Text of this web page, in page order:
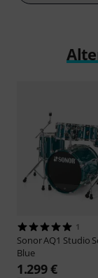
1
SonorAQ1 Studio
Blue
1.299 €